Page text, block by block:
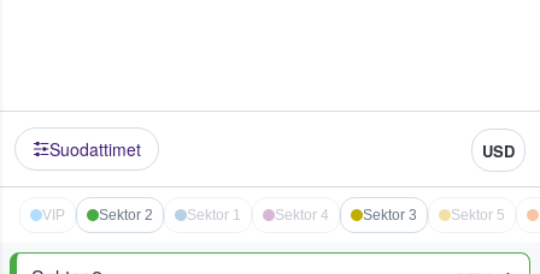
Suodattimet USD
VIP Sektor 2 Sektor 1 Sektor 4 Sektor 3 Sektor 5